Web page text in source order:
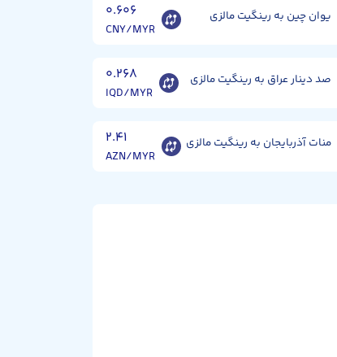
یوان چین به رینگیت مالزی ۰.۶۰۶
CNY/MYR
صد دینار عراق به رینگیت مالزی ۰.۲۶۸
IQD/MYR
منات آذربایجان به رینگیت مالزی ۲.۴۱
AZN/MYR